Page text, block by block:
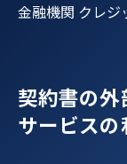
金融機関 クレジ
契約書の
サービスの